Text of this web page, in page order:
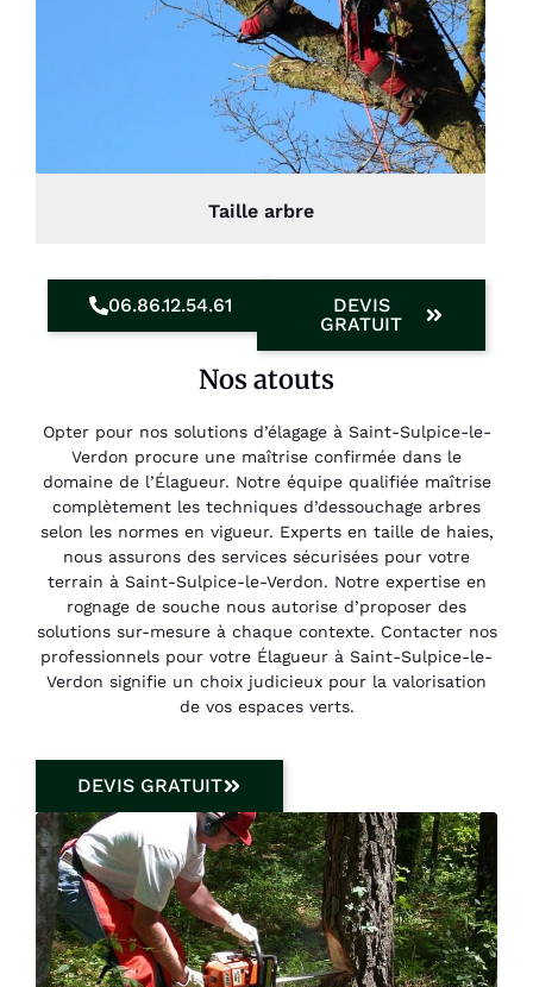
Taille arbre
06.86.12.54.61
DEVIS
GRATUIT
Nos atouts
Opter pour nos solutions d’élagage à Saint-Sulpice-le-
Verdon procure une maîtrise confirmée dans le
domaine de l’Élagueur. Notre équipe qualifiée maîtrise
complètement les techniques d’dessouchage arbres
selon les normes en vigueur. Experts en taille de haies,
nous assurons des services sécurisées pour votre
terrain à Saint-Sulpice-le-Verdon. Notre expertise en
rognage de souche nous autorise d’proposer des
solutions sur-mesure à chaque contexte. Contacter nos
professionnels pour votre Élagueur à Saint-Sulpice-le-
Verdon signifie un choix judicieux pour la valorisation
de vos espaces verts.
DEVIS GRATUIT